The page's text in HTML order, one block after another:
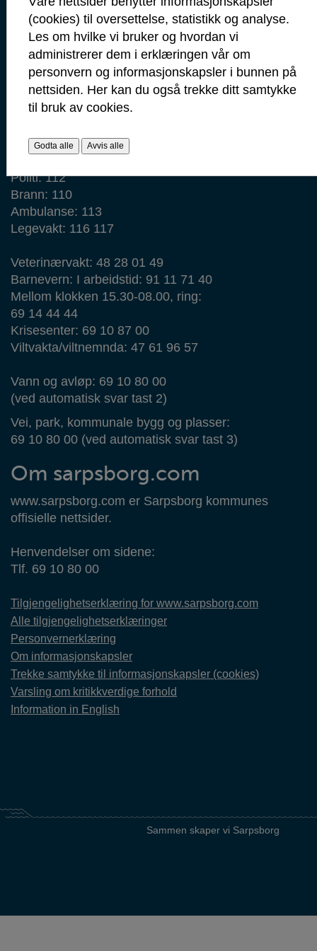
Besøk: Glengsgata 38, 1706 Sarpsborg
Faktura: Postboks 505, 1703 Sarpsborg
Org.nr: 938 801 363
Kommunenummer: 3105
Min side
Ansattportal
Vakt- og nødtelefoner
Politi: 112
Brann: 110
Ambulanse: 113
Legevakt: 116 117
Veterinærvakt: 48 28 01 49
Barnevern: I arbeidstid: 91 11 71 40
Mellom klokken 15.30-08.00, ring:
69 14 44 44
Krisesenter: 69 10 87 00
Viltvakta/viltnemnda: 47 61 96 57
Vann og avløp: 69 10 80 00
(ved automatisk svar tast 2)
Vei, park, kommunale bygg og plasser:
69 10 80 00 (ved automatisk svar tast 3)
Om sarpsborg.com
www.sarpsborg.com er Sarpsborg kommunes
offisielle nettsider.
Henvendelser om sidene:
Tlf. 69 10 80 00
Tilgjengelighetserklæring for www.sarpsborg.com
Alle tilgjengelighetserklæringer
Personvernerklæring
Om informasjonskapsler
Trekke samtykke til informasjonskapsler (cookies)
Varsling om kritikkverdige forhold
Information in English
Sammen skaper vi Sarpsborg
(cookies) til oversettelse, statistikk og analyse.
Les om hvilke vi bruker og hvordan vi
administrerer dem i erklæringen vår om
personvern og informasjonskapsler i bunnen på
nettsiden. Her kan du også trekke ditt samtykke
til bruk av cookies.
Godta alle Avvis alle